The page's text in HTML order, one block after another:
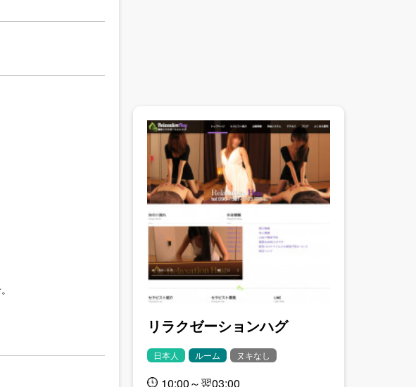
リラクゼーションハグ
日本人 ルーム ヌキなし
10:00～翌03:00